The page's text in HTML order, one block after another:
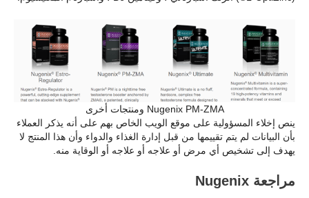
Nugenix PM-ZMA ومنتجات أخرى
ينص إخلاء المسؤولية على موقع الويب الخاص بهم على أنه يذكر العملاء
بأن البيانات لم يتم تقييمها من قبل إدارة الغذاء والدواء وأن هذا المنتج لا
يهدف إلى تشخيص أي مرض أو علاجه أو علاجه أو الوقاية منه.
مراجعة Nugenix